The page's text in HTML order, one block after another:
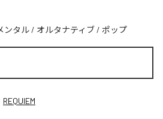
ンタル / オルタナティブ / ポップ
REQUIEM